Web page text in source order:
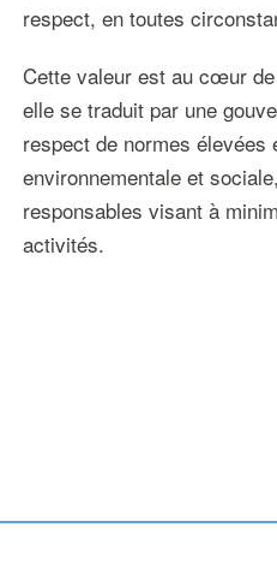
respect, en toutes
Cette valeur est au cœur
elle se traduit par une
respect de normes élevées
environnementale et
responsables visant à
activités.